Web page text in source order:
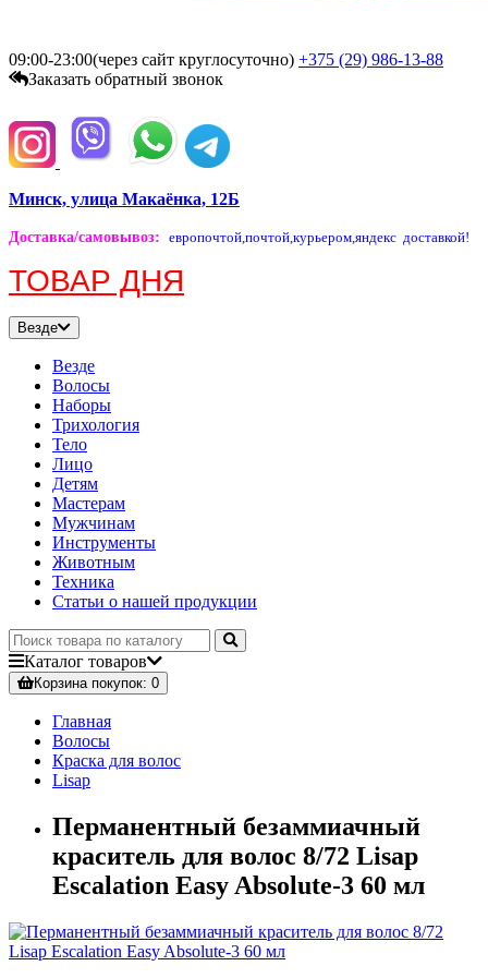
09:00-23:00(через сайт круглосуточно) +375 (29) 986-13-88
Заказать обратный звонок
Минск, улица Макаёнка, 12Б
Доставка/самовывоз: европочтой,почтой,курьером,яндекс доставкой!
ТОВАР ДНЯ
Везде
Везде
Волосы
Наборы
Трихология
Тело
Лицо
Детям
Мастерам
Мужчинам
Инструменты
Животным
Техника
Статьи о нашей продукции
Каталог товаров
Корзинапокупок: 0
Главная
Волосы
Краска для волос
Lisap
Перманентный безаммиачный
краситель для волос 8/72 Lisap
Escalation Easy Absolute-3 60 мл